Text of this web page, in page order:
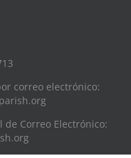
correo electrónico:
de Correo Electrónico: